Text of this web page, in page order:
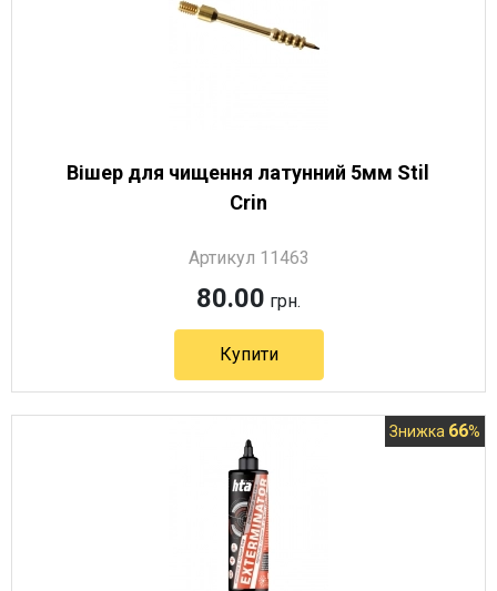
Вішер для чищення латунний 5мм Stil
Crin
Артикул 11463
80.00 грн.
Купити
Знижка 66%